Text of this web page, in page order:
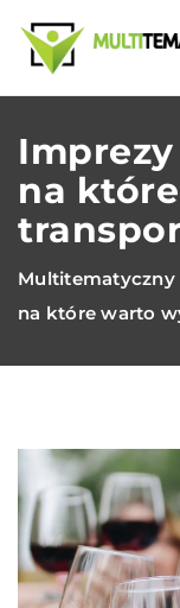
na
Multitematyczny
na które warto